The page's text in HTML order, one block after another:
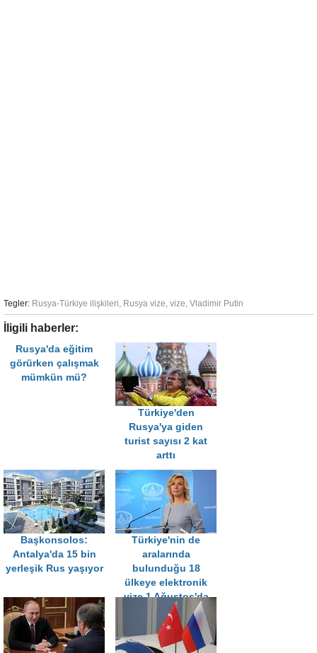
Tegler: Rusya-Türkiye ilişkileri, Rusya vize, vize, Vladimir Putin
İligili haberler:
Rusya'da eğitim
görürken çalışmak
mümkün mü?
Türkiye'den
Rusya'ya giden
turist sayısı 2 kat
arttı
Başkonsolos:
Antalya'da 15 bin
yerleşik Rus yaşıyor
Türkiye'nin de
aralarında
bulunduğu 18
ülkeye elektronik
vize 1 Ağustos'da
başlıyor